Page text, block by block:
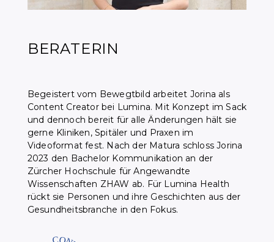
BERATERIN
Begeistert vom Bewegtbild arbeitet Jorina als
Content Creator bei Lumina. Mit Konzept im Sack
und dennoch bereit für alle Änderungen hält sie
gerne Kliniken, Spitäler und Praxen im
Videoformat fest. Nach der Matura schloss Jorina
2023 den Bachelor Kommunikation an der
Zürcher Hochschule für Angewandte
Wissenschaften ZHAW ab. Für Lumina Health
rückt sie Personen und ihre Geschichten aus der
Gesundheitsbranche in den Fokus.